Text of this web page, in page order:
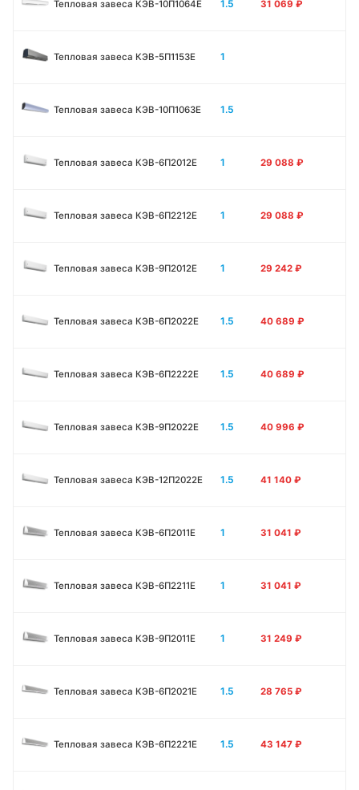
Тепловая завеса КЭВ-10П1064E 1.5 31 069 ₽
Тепловая завеса КЭВ-5П1153E 1
Тепловая завеса КЭВ-10П1063E 1.5
Тепловая завеса КЭВ-6П2012Е 1 29 088 ₽
Тепловая завеса КЭВ-6П2212Е 1 29 088 ₽
Тепловая завеса КЭВ-9П2012Е 1 29 242 ₽
Тепловая завеса КЭВ-6П2022Е 1.5 40 689 ₽
Тепловая завеса КЭВ-6П2222Е 1.5 40 689 ₽
Тепловая завеса КЭВ-9П2022Е 1.5 40 996 ₽
Тепловая завеса КЭВ-12П2022Е 1.5 41 140 ₽
Тепловая завеса КЭВ-6П2011E 1 31 041 ₽
Тепловая завеса КЭВ-6П2211E 1 31 041 ₽
Тепловая завеса КЭВ-9П2011E 1 31 249 ₽
Тепловая завеса КЭВ-6П2021E 1.5 28 765 ₽
Тепловая завеса КЭВ-6П2221E 1.5 43 147 ₽